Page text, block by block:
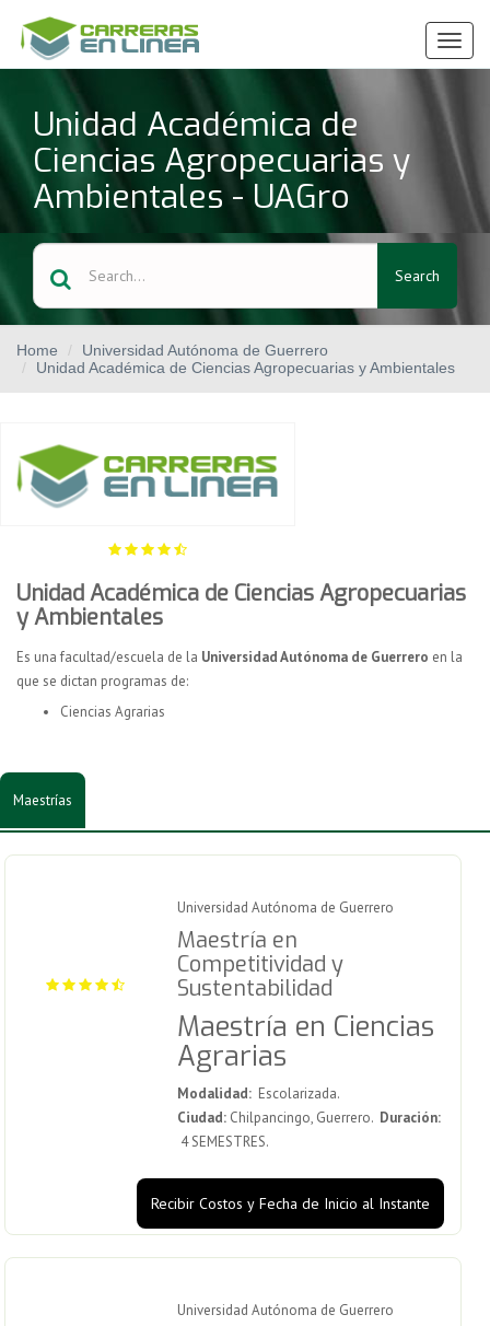
Ver
Menú
Unidad Académica de
Ciencias Agropecuarias y
Ambientales - UAGro
Search
Home
Universidad Autónoma de Guerrero
Unidad Académica de Ciencias Agropecuarias y Ambientales
Unidad Académica de Ciencias Agropecuarias
y Ambientales
Es una facultad/escuela de la Universidad Autónoma de Guerrero en la
que se dictan programas de:
Ciencias Agrarias
Maestrías
Universidad Autónoma de Guerrero
Maestría en
Competitividad y
Sustentabilidad
Maestría en Ciencias
Agrarias
Modalidad:Escolarizada.
Ciudad:Chilpancingo, Guerrero. Duración:
4 SEMESTRES.
Recibir Costos y Fecha de Inicio al Instante
Universidad Autónoma de Guerrero